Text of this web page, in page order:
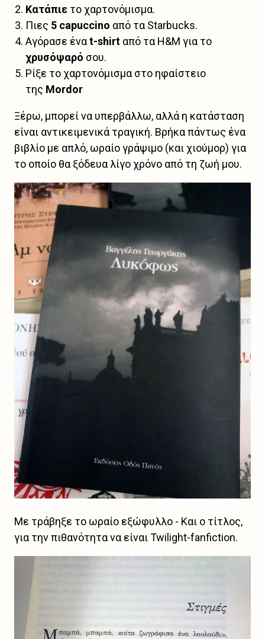
Κατάπιε το χαρτονόμισμα.
Πιες 5 capuccino από τα Starbucks.
Αγόρασε έναt-shirt από τα H&M για το
χρυσόψαρό σου.
Ρίξε το χαρτονόμισμα στο ηφαίστειο
της Mordor
Ξέρω, μπορεί να υπερβάλλω, αλλά η κατάσταση
είναι αντικειμενικά τραγική. Βρήκα πάντως ένα
βιβλίο με απλό, ωραίο γράψιμο (και χιούμορ) για
το οποίο θα ξόδευα λίγο χρόνο από τη ζωή μου.
Με τράβηξε το ωραίο εξώφυλλο - Και ο τίτλος,
για την πιθανότητα να είναι Twilight-fanfiction.